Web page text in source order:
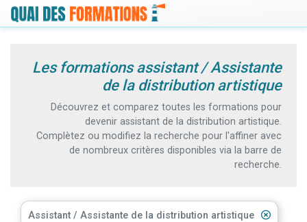
Les formations assistant / Assistante
de la distribution artistique
Découvrez et comparez toutes les formations pour
devenir assistant de la distribution artistique.
Complètez ou modifiez la recherche pour l'affiner avec
de nombreux critères disponibles via la barre de
recherche.
Assistant / Assistante de la distribution artistique